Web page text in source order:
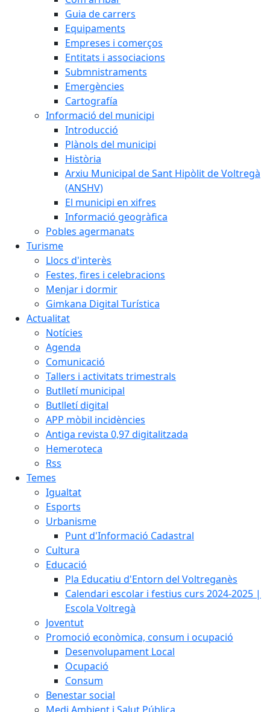
Guia de carrers
Equipaments
Empreses i comerços
Entitats i associacions
Submnistraments
Emergències
Cartografía
Informació del municipi
Introducció
Plànols del municipi
Història
Arxiu Municipal de Sant Hipòlit de Voltregà
(ANSHV)
El municipi en xifres
Informació geogràfica
Pobles agermanats
Turisme
Llocs d'interès
Festes, fires i celebracions
Menjar i dormir
Gimkana Digital Turística
Actualitat
Notícies
Agenda
Comunicació
Tallers i activitats trimestrals
Butlletí municipal
Butlletí digital
APP mòbil incidències
Antiga revista 0,97 digitalitzada
Hemeroteca
Rss
Temes
Igualtat
Esports
Urbanisme
Punt d'Informació Cadastral
Cultura
Educació
Pla Educatiu d'Entorn del Voltreganès
Calendari escolar i festius curs 2024-2025 |
Escola Voltregà
Joventut
Promoció econòmica, consum i ocupació
Desenvolupament Local
Ocupació
Consum
Benestar social